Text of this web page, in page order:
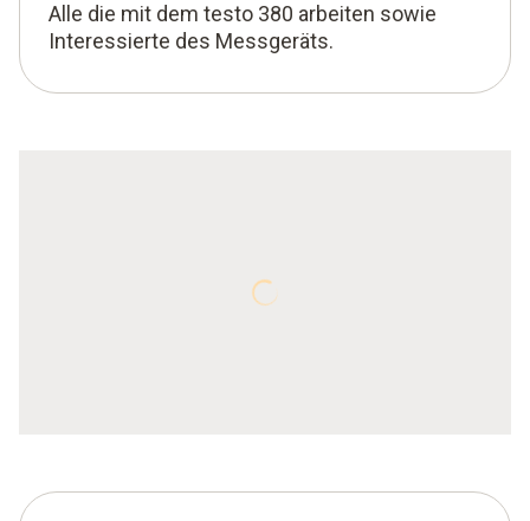
Alle die mit dem testo 380 arbeiten sowie
Interessierte des Messgeräts.